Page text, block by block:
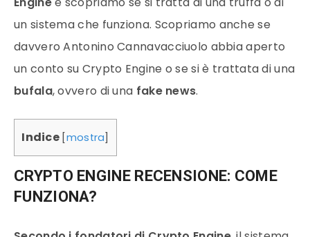
un sistema che funziona. Scopriamo anche se
davvero Antonino Cannavacciuolo abbia aperto
un conto su Crypto Engine o se si è trattata di una
bufala, ovvero di una fake news.
Indice [mostra
CRYPTO ENGINE RECENSIONE: COME
FUNZIONA?